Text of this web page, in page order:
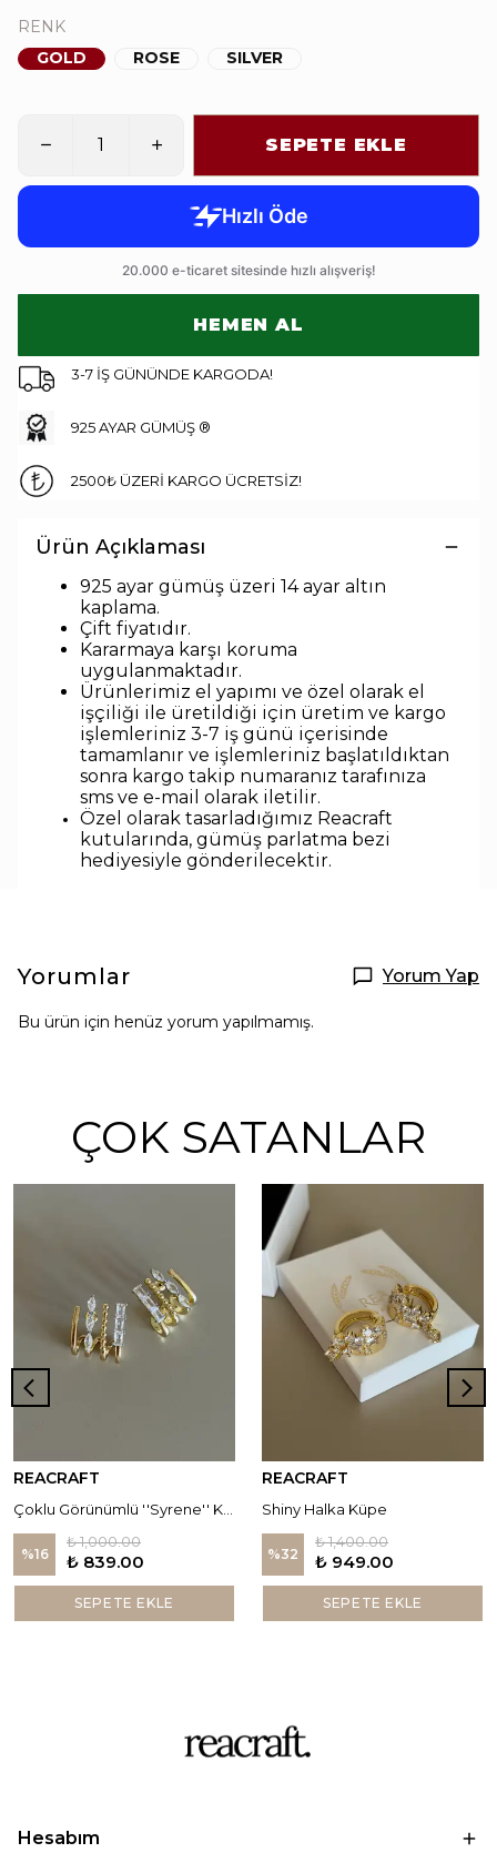
RENK
GOLD
ROSE SILVER
SEPETE EKLE
HEMEN AL
3-7 İŞ GÜNÜNDE KARGODA!
925 AYAR GÜMÜŞ ®
2500₺ ÜZERİ KARGO ÜCRETSİZ!
Ürün Açıklaması
925 ayar gümüş üzeri 14 ayar altın
kaplama.
Çift fiyatıdır.
Kararmaya karşı koruma
uygulanmaktadır.
Ürünlerimiz el yapımı ve özel olarak el
işçiliği ile üretildiği için üretim ve kargo
işlemleriniz 3-7 iş günü içerisinde
tamamlanır ve işlemleriniz başlatıldıktan
sonra kargo takip numaranız tarafınıza
sms ve e-mail olarak iletilir.
Özel olarak tasarladığımız Reacraft
kutularında, gümüş parlatma bezi
hediyesiyle gönderilecektir.
Yorumlar Yorum Yap
Bu ürün için henüz yorum yapılmamış.
ÇOK SATANLAR
REACRAFT
%16
₺ 1,000.00
₺ 839.00
SEPETE EKLE
REACRAFT
Shiny Halka Küpe
%32
₺ 1,400.00
₺ 949.00
SEPETE EKLE
Hesabım